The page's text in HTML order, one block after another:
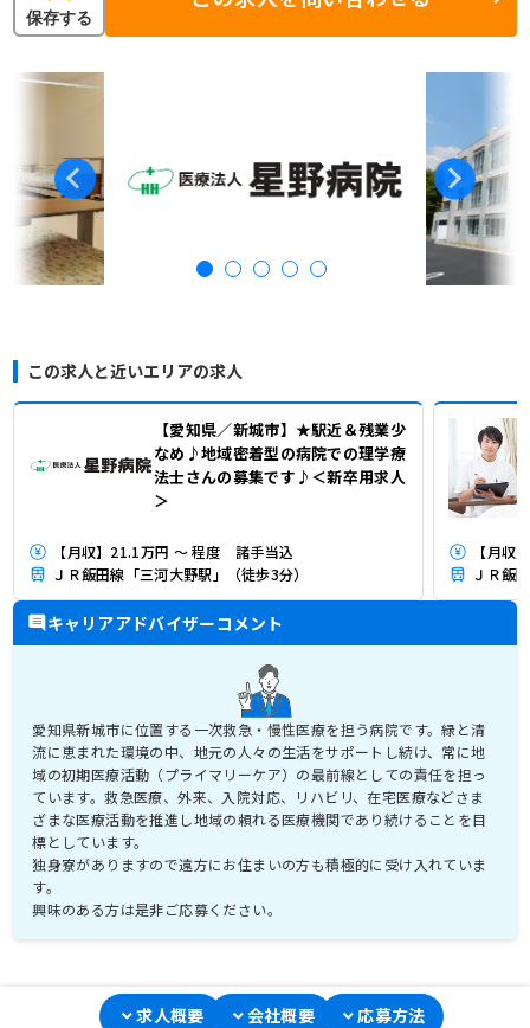
保存する
この求人と近いエリアの求人
【愛知県／新城市】★駅近＆残業少
なめ♪地域密着型の病院での理学療
法士さんの募集です♪＜新卒用求人
＞
【月収】21.1万円 ～ 程度 諸手当込
ＪＲ飯田線「三河大野駅」（徒歩3分）
【月収
ＪＲ飯
キャリアアドバイザーコメント
愛知県新城市に位置する一次救急・慢性医療を担う病院です。緑と清
流に恵まれた環境の中、地元の人々の生活をサポートし続け、常に地
域の初期医療活動（プライマリーケア）の最前線としての責任を担っ
ています。救急医療、外来、入院対応、リハビリ、在宅医療などさま
ざまな医療活動を推進し地域の頼れる医療機関であり続けることを目
標としています。
独身寮がありますので遠方にお住まいの方も積極的に受け入れていま
す。
興味のある方は是非ご応募ください。
求人概要 会社概要 応募方法